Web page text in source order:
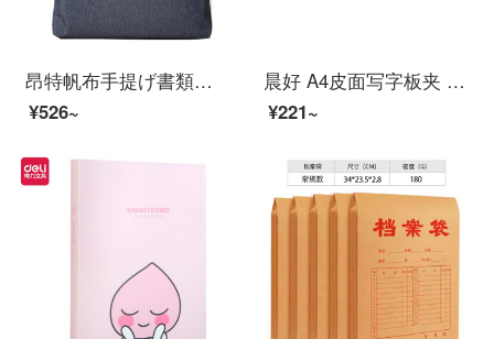
昂特帆布手提げ書類バッグ公事バッグ二重ファスナー資料袋ビジネス文書袋はロゴ807の青色をカスタマイズできます。
¥526~
晨好 A4皮面写字板夹 会议夹 垫板 磁性书写文件板夹 夹纸板 仿皮黑色
¥221~